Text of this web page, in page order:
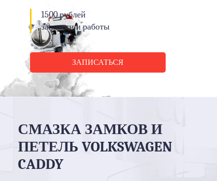
1500 рублей
запчасти и работы
ЗАПИСАТЬСЯ
СМАЗКА ЗАМКОВ И
ПЕТЕЛЬ VOLKSWAGEN
CADDY